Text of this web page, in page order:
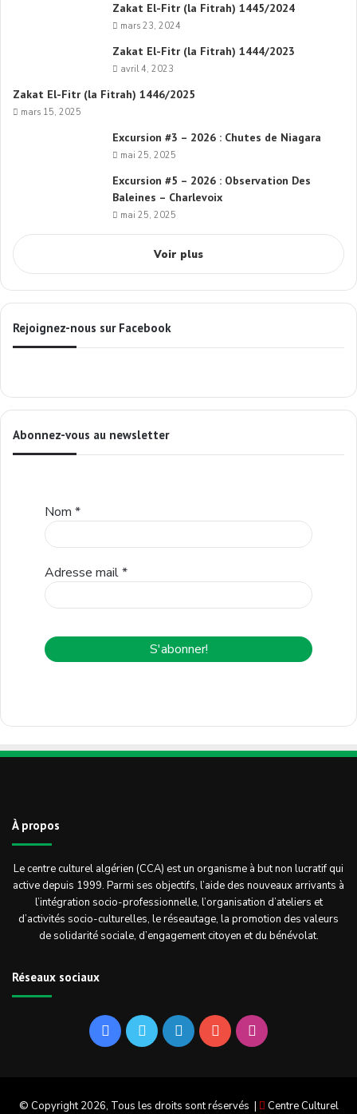
Zakat El-Fitr (la Fitrah) 1445/2024
mars 23, 2024
Zakat El-Fitr (la Fitrah) 1444/2023
avril 4, 2023
Zakat El-Fitr (la Fitrah) 1446/2025
mars 15, 2025
Excursion #3 – 2026 : Chutes de Niagara
mai 25, 2025
Excursion #5 – 2026 : Observation Des
Baleines – Charlevoix
mai 25, 2025
Voir plus
Rejoignez-nous sur Facebook
Abonnez-vous au newsletter
Nom *
Adresse mail*
À propos
Le centre culturel algérien (CCA) est un organisme à but non lucratif qui
active depuis 1999. Parmi ses objectifs, l’aide des nouveaux arrivants à
l’intégration socio-professionnelle, l’organisation d’ateliers et
d’activités socio-culturelles, le réseautage, la promotion des valeurs
de solidarité sociale, d’engagement citoyen et du bénévolat.
Réseaux sociaux
FacebookTwitterLinkedinYouTubeInstagram
© Copyright 2026, Tous les droits sont réservés | Centre Culturel